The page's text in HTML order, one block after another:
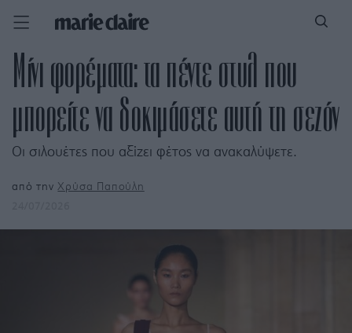
Μίνι φορέματα: τα πέντε στυλ που
μπορείτε να δοκιμάσετε αυτή τη σεζόν
Οι σιλουέτες που αξίζει φέτος να ανακαλύψετε.
από τηνΧρύσα Παπούλη